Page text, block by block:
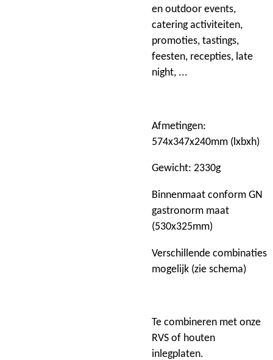
en outdoor events,
catering activiteiten,
promoties, tastings,
feesten, recepties, late
night, ...
Afmetingen:
574x347x240mm (lxbxh)
Gewicht: 2330g
Binnenmaat conform GN
gastronorm maat
(530x325mm)
Verschillende combinaties
mogelijk (zie schema)
Te combineren met onze
RVS of houten
inlegplaten.